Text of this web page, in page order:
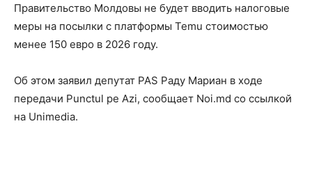
Правительство Молдовы не будет вводить налоговые
меры на посылки с платформы Temu стоимостью
менее 150 евро в 2026 году.
Об этом заявил депутат PAS Раду Мариан в ходе
передачи Punctul pe Azi, сообщает Noi.md со ссылкой
на Unimedia.